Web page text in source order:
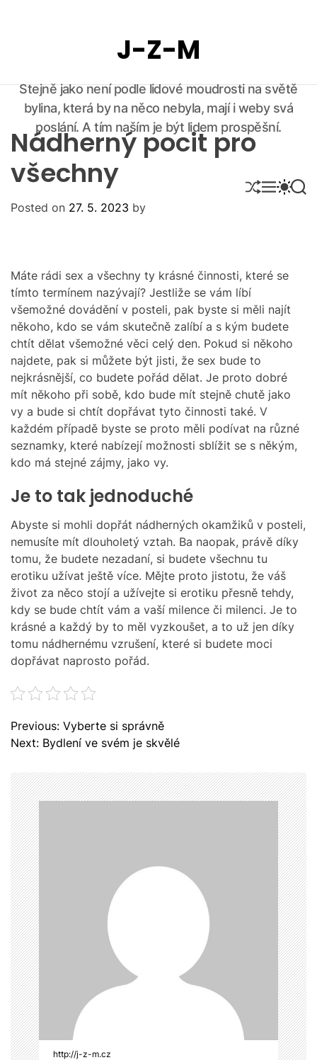
J-Z-M
Stejně jako není podle lidové moudrosti na světě
bylina, která by na něco nebyla, mají i weby svá
poslání. A tím naším je být lidem prospěšní.
S
H
M
E
S
W
O
R
M
O
D
S
E
Nádherný pocit pro
všechny
Posted on 27. 5. 2023 by
Máte rádi sex a všechny ty krásné činnosti, které se
tímto termínem nazývají? Jestliže se vám líbí
všemožné dovádění v posteli, pak byste si měli najít
někoho, kdo se vám skutečně zalíbí a s kým budete
chtít dělat všemožné věci celý den. Pokud si někoho
najdete, pak si můžete být jisti, že sex bude to
nejkrásnější, co budete pořád dělat. Je proto dobré
mít někoho při sobě, kdo bude mít stejně chutě jako
vy a bude si chtít dopřávat tyto činnosti také. V
každém případě byste se proto měli podívat na různé
seznamky, které nabízejí možnosti sblížit se s někým,
kdo má stejné zájmy, jako vy.
Je to tak jednoduché
Abyste si mohli dopřát nádherných okamžiků v posteli,
nemusíte mít dlouholetý vztah. Ba naopak, právě díky
tomu, že budete nezadaní, si budete všechnu tu
erotiku užívat ještě více. Mějte proto jistotu, že váš
život za něco stojí a užívejte si erotiku přesně tehdy,
kdy se bude chtít vám a vaší milence či milenci. Je to
krásné a každý by to měl vyzkoušet, a to už jen díky
tomu nádhernému vzrušení, které si budete moci
dopřávat naprosto pořád.
N
a
i
g
a
c
e
p
r
o
p
ř
í
s
p
ě
v
e
k
Previous: Vyberte si správně
Next: Bydlení ve svém je skvělé
http://j-z-m.cz